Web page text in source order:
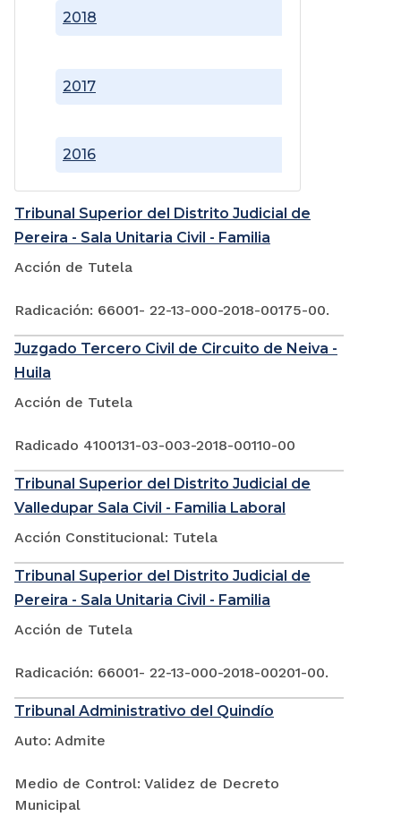
2016
2017
2018
Tribunal Superior del Distrito Judicial de
Pereira - Sala Unitaria Civil - Familia
Acción de Tutela
Radicación: 66001- 22-13-000-2018-00175-00.
Juzgado Tercero Civil de Circuito de Neiva -
Huila
Acción de Tutela
Radicado 4100131-03-003-2018-00110-00
Tribunal Superior del Distrito Judicial de
Valledupar Sala Civil - Familia Laboral
Acción Constitucional: Tutela
Tribunal Superior del Distrito Judicial de
Pereira - Sala Unitaria Civil - Familia
Acción de Tutela
Radicación: 66001- 22-13-000-2018-00201-00.
Tribunal Administrativo del Quindío
Auto: Admite
Medio de Control: Validez de Decreto
Municipal